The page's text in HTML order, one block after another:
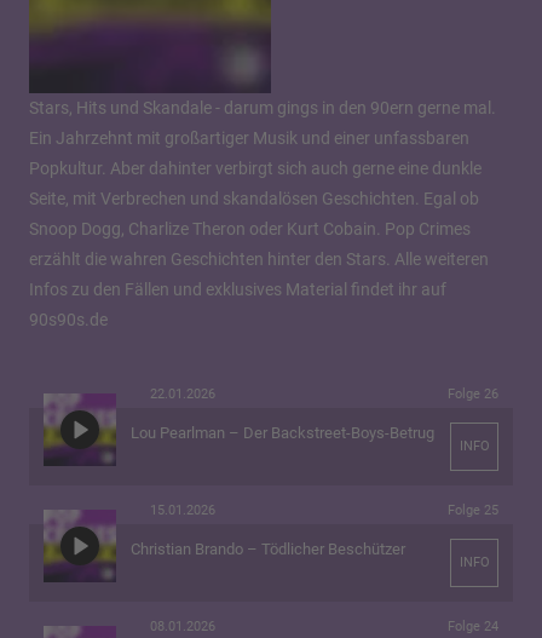
Stars, Hits und Skandale - darum gings in den 90ern gerne mal.
Ein Jahrzehnt mit großartiger Musik und einer unfassbaren
Popkultur. Aber dahinter verbirgt sich auch gerne eine dunkle
Seite, mit Verbrechen und skandalösen Geschichten. Egal ob
Snoop Dogg, Charlize Theron oder Kurt Cobain. Pop Crimes
erzählt die wahren Geschichten hinter den Stars. Alle weiteren
Infos zu den Fällen und exklusives Material findet ihr auf
90s90s.de
22.01.2026 Folge 26
Lou Pearlman – Der Backstreet-Boys-Betrug
INFO
15.01.2026 Folge 25
Christian Brando – Tödlicher Beschützer
INFO
08.01.2026 Folge 24